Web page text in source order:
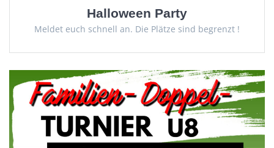
Halloween Party
Meldet euch schnell an. Die Plätze sind begrenzt !